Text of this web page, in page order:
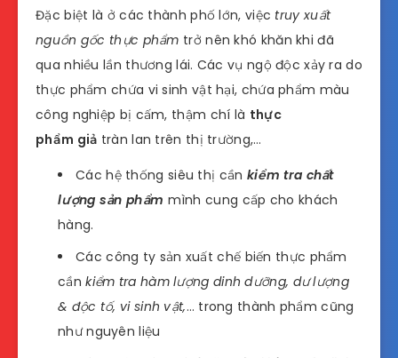
Đặc biệt là ở các thành phố lớn, việc truy xuất
nguồn gốc thực phẩm trở nên khó khăn khi đã
qua nhiều lần thương lái. Các vụ ngộ độc xảy ra do
thực phẩm chứa vi sinh vật hại, chứa phẩm màu
công nghiệp bị cấm, thậm chí là thực
phẩm giả tràn lan trên thị trường,…
Các hệ thống siêu thị cần kiểm tra chất
lượng sản phẩm mình cung cấp cho khách
hàng.
Các công ty sản xuất chế biến thực phẩm
cầnkiểm tra hàm lượng dinh dưỡng, dư lượng
& độc tố, vi sinh vật,… trong thành phẩm cũng
như nguyên liệu